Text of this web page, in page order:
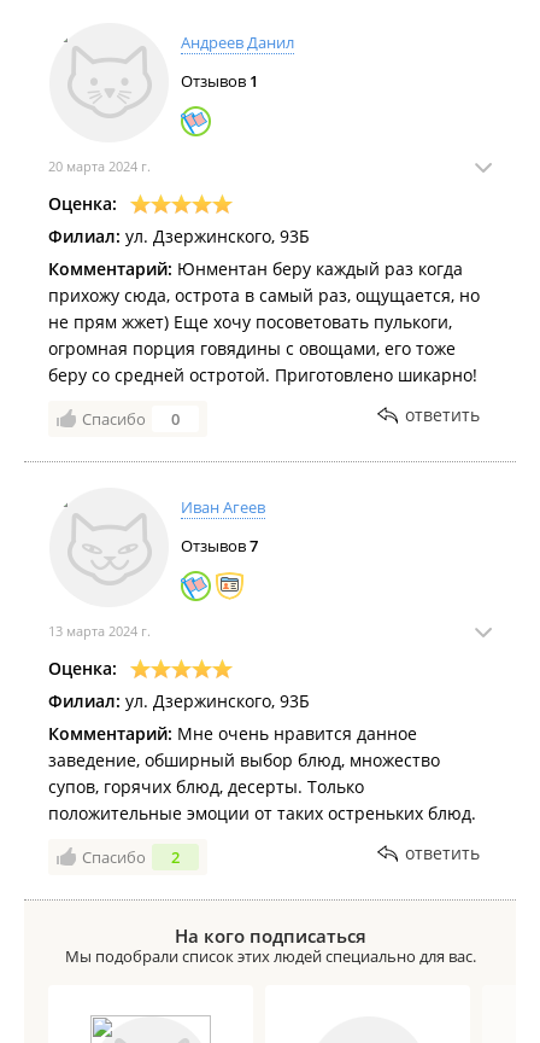
Андреев Данил
Отзывов 1
20 марта 2024 г.
Оценка:
Филиал: ул. Дзержинского, 93Б
Комментарий: Юнментан беру каждый раз когда
прихожу сюда, острота в самый раз, ощущается, но
не прям жжет) Еще хочу посоветовать пулькоги,
огромная порция говядины с овощами, его тоже
беру со средней остротой. Приготовлено шикарно!
Спасибо 0 ответить
Иван Агеев
Отзывов7
13 марта 2024 г.
Оценка:
Филиал: ул. Дзержинского, 93Б
Комментарий: Мне очень нравится данное
заведение, обширный выбор блюд, множество
супов, горячих блюд, десерты. Только
положительные эмоции от таких остреньких блюд.
Спасибо 2 ответить
На кого подписаться
Мы подобрали список этих людей специально для вас.